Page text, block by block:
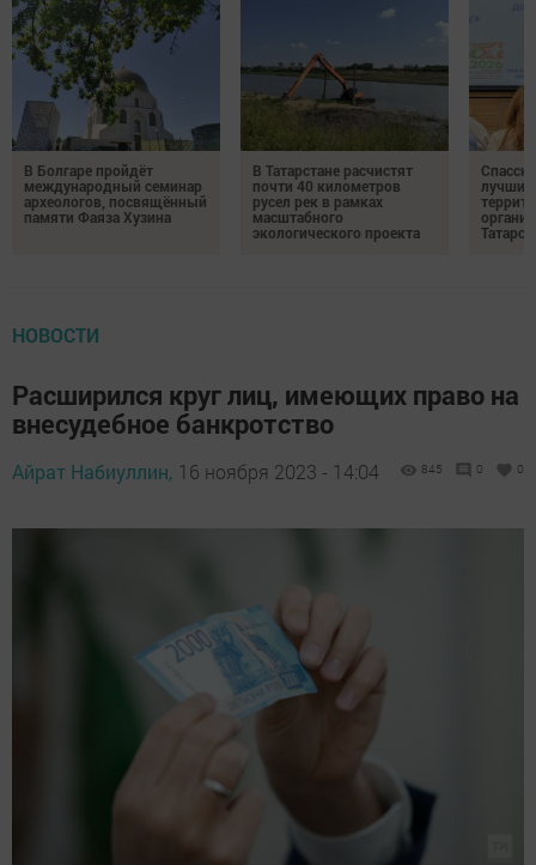
В Болгаре пройдёт
международный семинар
археологов, посвящённый
памяти Фаяза Хузина
В Татарстане расчистят
почти 40 километров
русел рек в рамках
масштабного
экологического проекта
лучшим
НОВОСТИ
Расширился круг лиц, имеющих право на
внесудебное банкротство
Айрат Набиуллин, 16 ноября 2023 - 14:04 845 0 0